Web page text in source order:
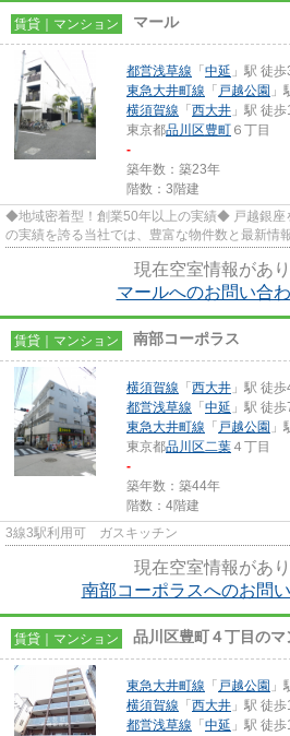
賃貸｜マンション マール
都営浅草線 「 中延 」駅 徒
東急大井町線 「 戸越公園 」
横須賀線 「 西大井 」駅 徒
東京都品川区豊町 ６丁目
-
築年数：築23年
階数：3階建
◆地域密着型！創業50年以上の実績◆ 戸越銀座
の実績を誇る当社では、豊富な物件数と最新情
現在空室情報があり
マールへのお問い合
賃貸｜マンション 南部コーポラス
横須賀線 「 西大井 」駅 徒
都営浅草線 「 中延 」駅 徒
東急大井町線 「 戸越公園 」
東京都品川区二葉 ４丁目
-
築年数：築44年
階数：4階建
3線3駅利用可 ガスキッチン
現在空室情報があり
南部コーポラスへのお問
賃貸｜マンション 品川区豊町４丁目のマ
東急大井町線 「 戸越公園 」
横須賀線 「 西大井 」駅 徒
都営浅草線 「 中延 」駅 徒